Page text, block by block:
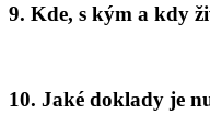
9. Kde, s kým a kdy
10. Jaké doklady je